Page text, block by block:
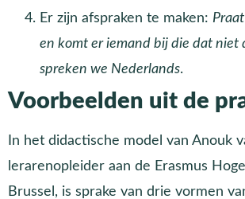
Er zijn afspraken te maken:
en komt er iemand bij die dat niet
spreken we Nederlands.
Voorbeelden uit de
In het didactische model van Anouk
lerarenopleider aan de Erasmus
Brussel, is sprake van drie vormen